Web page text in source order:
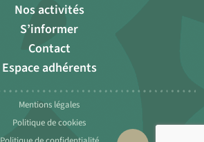
Nos activités
S’informer
Contact
Espace adhérents
Mentions légales
Politique de cookies